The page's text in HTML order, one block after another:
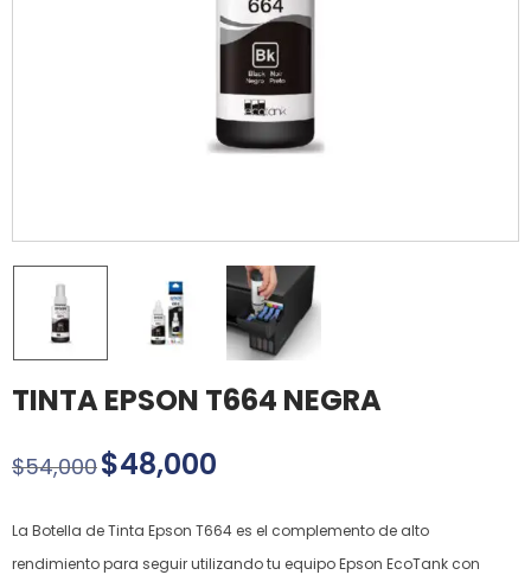
TINTA EPSON T664 NEGRA
$54,000$48,000
La Botella de Tinta Epson T664 es el complemento de alto
rendimiento para seguir utilizando tu equipo Epson EcoTank con